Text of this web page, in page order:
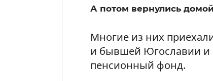
А потом вернулись
Многие из них
и бывшей Югославии и
пенсионный фонд.